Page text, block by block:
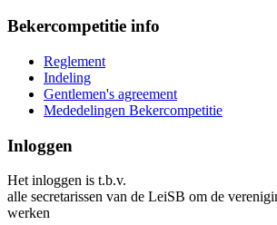
Bekercompetitie info
Reglement
Indeling
Gentlemen's agreement
Mededelingen Bekercompetitie
Inloggen
Het inloggen is t.b.v.
alle secretarissen van de LeiSB om de
werken